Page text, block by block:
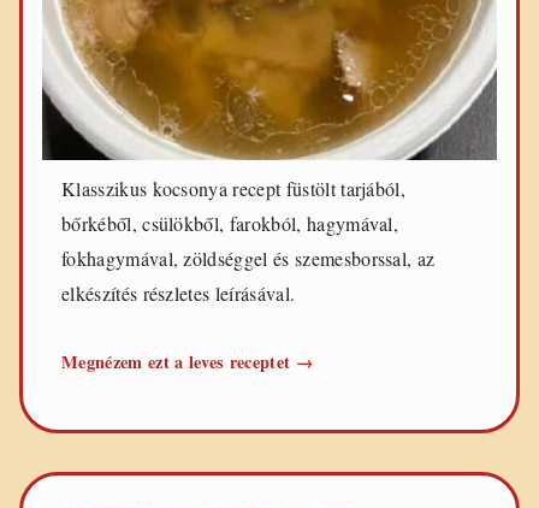
Klasszikus kocsonya recept füstölt tarjából,
bőrkéből, csülökből, farokból, hagymával,
fokhagymával, zöldséggel és szemesborssal, az
elkészítés részletes leírásával.
Megnézem ezt a leves receptet Klasszikus
→